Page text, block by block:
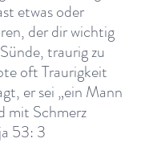
etwas oder
der dir wichtig
traurig zu
oft Traurigkeit
er sei „ein Mann
mit Schmerz
53: 3